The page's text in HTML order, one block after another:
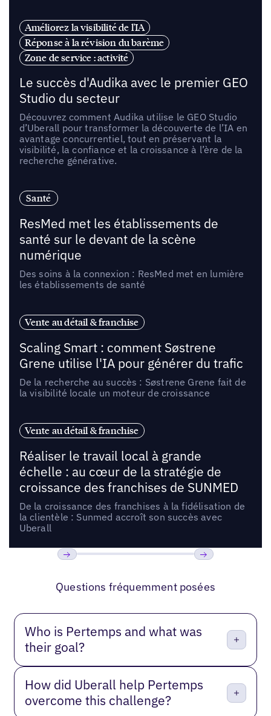
Améliorez la visibilité de l'IA
Réponse à la révision du barème
Zone de service : activité
Le succès d'Audika avec le premier GEO
Studio du secteur
Découvrez comment Audika utilise le GEO Studio
d’Uberall pour transformer la découverte de l’IA en
avantage concurrentiel, tout en préservant la
visibilité, la confiance et la croissance à l’ère de la
recherche générative.
Santé
ResMed met les établissements de
santé sur le devant de la scène
numérique
Des soins à la connexion : ResMed met en lumière
les établissements de santé
Vente au détail & franchise
Scaling Smart : comment Søstrene
Grene utilise l'IA pour générer du trafic
De la recherche au succès : Søstrene Grene fait de
la visibilité locale un moteur de croissance
Vente au détail & franchise
Réaliser le travail local à grande
échelle : au cœur de la stratégie de
croissance des franchises de SUNMED
De la croissance des franchises à la fidélisation de
la clientèle : Sunmed accroît son succès avec
Uberall
Questions fréquemment posées
Who is Pertemps and what was
their goal?
How did Uberall help Pertemps
overcome this challenge?